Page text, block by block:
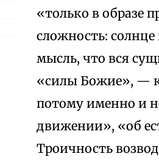
«только в образе
сложность:
мысль, что вся
«силы Божие», —
потому именно и
движении», «об
Троичность